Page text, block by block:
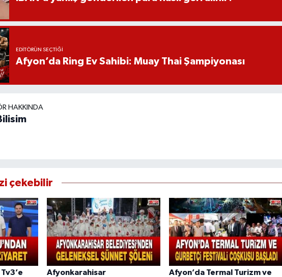
EDITÖRÜN SEÇTIĞI
Afyon’da Ring Ev Sahibi: Muay Thai Şampiyonası
HAKKINDA
çekebilir
Afyonkarahisar
Afyon’da Termal Turizm ve